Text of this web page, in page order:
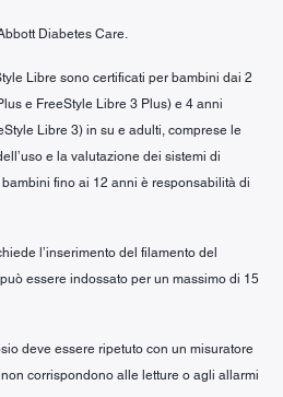
Diabetes Care.
Libre sono certificati per bambini dai 2
e FreeStyle Libre 3 Plus) e 4 anni
Libre 3) in su e adulti, comprese le
e la valutazione dei sistemi di
fino ai 12 anni è responsabilità di
l’inserimento del filamento del
essere indossato per un massimo di 15
deve essere ripetuto con un misuratore
corrispondono alle letture o agli allarmi